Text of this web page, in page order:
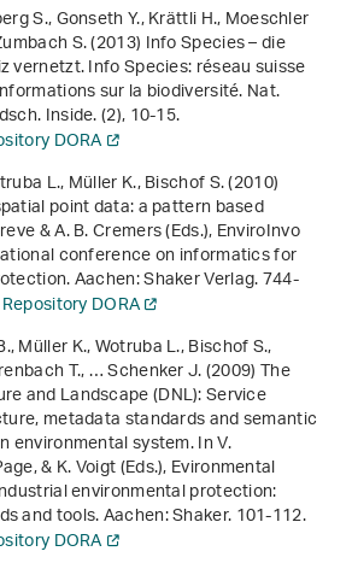
S., Gonseth Y., Krättli H., Moeschler
S. (2013) Info Species – die
vernetzt. Info Species: réseau suisse
sur la biodiversité. Nat.
Inside. (2), 10-15.
DORA
L., Müller K., Bischof S. (2010)
point data: a pattern based
& A. B. Cremers (Eds.),EnviroInvo
conference on informatics for
. Aachen: Shaker Verlag. 744-
DORA
Müller K., Wotruba L., Bischof S.,
T., … Schenker J. (2009)The
and Landscape (DNL): Service
metadata standards and semantic
environmental system. In V.
& K. Voigt (Eds.),Evironmental
environmental protection:
and tools. Aachen: Shaker. 101-112.
DORA